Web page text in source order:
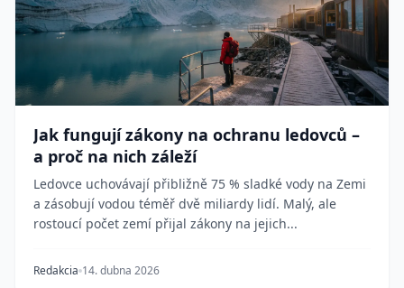
Jak fungují zákony na ochranu ledovců –
a proč na nich záleží
Ledovce uchovávají přibližně 75 % sladké vody na Zemi
a zásobují vodou téměř dvě miliardy lidí. Malý, ale
rostoucí počet zemí přijal zákony na jejich...
Redakcia 14. dubna 2026